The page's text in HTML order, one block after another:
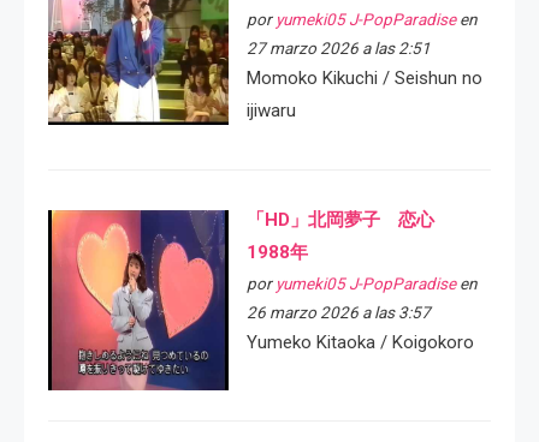
por yumeki05 J-PopParadiseen
27 marzo 2026 a las 2:51
Momoko Kikuchi / Seishun no
ijiwaru
「HD」北岡夢子 恋心
1988年
por yumeki05 J-PopParadiseen
26 marzo 2026 a las 3:57
Yumeko Kitaoka / Koigokoro